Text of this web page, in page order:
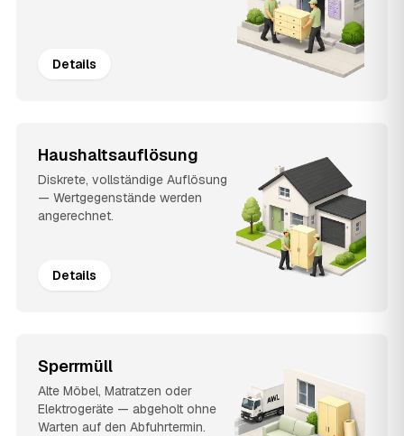
Details
Haushaltsauflösung
Diskrete, vollständige Auflösung
— Wertgegenstände werden
angerechnet.
Details
Sperrmüll
Alte Möbel, Matratzen oder
Elektrogeräte — abgeholt ohne
Warten auf den Abfuhrtermin.